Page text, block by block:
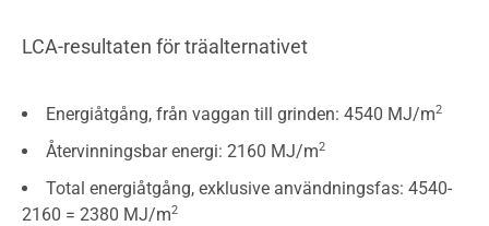
LCA-resultaten för träalternativet
Energiåtgång, från vaggan till grinden: 4540 MJ/m2
Återvinningsbar energi: 2160 MJ/m2
Total energiåtgång, exklusive användningsfas: 4540-
2160 = 2380 MJ/m2